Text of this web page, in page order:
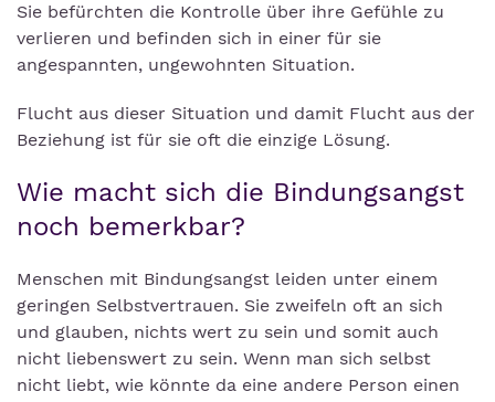
Sie befürchten die Kontrolle über ihre Gefühle zu
verlieren und befinden sich in einer für sie
angespannten, ungewohnten Situation.
Flucht aus dieser Situation und damit Flucht aus der
Beziehung ist für sie oft die einzige Lösung.
Wie macht sich die Bindungsangst
noch bemerkbar?
Menschen mit Bindungsangst leiden unter einem
geringen Selbstvertrauen. Sie zweifeln oft an sich
und glauben, nichts wert zu sein und somit auch
nicht liebenswert zu sein. Wenn man sich selbst
nicht liebt, wie könnte da eine andere Person einen